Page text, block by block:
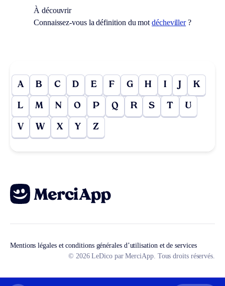
À découvrir
Connaissez-vous la définition du motdécheviller?
A B C D E F G H I J K
L M N O P Q R S T U
V W X Y Z
Mentions légales et conditions générales d’utilisation et de services
© 2026 LeDico par MerciApp. Tous droits réservés.